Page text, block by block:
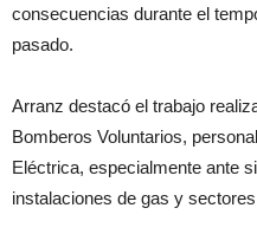
consecuencias durante el
pasado.
Arranz destacó el trabajo
Bomberos Voluntarios,
Eléctrica, especialmente ante
instalaciones de gas y